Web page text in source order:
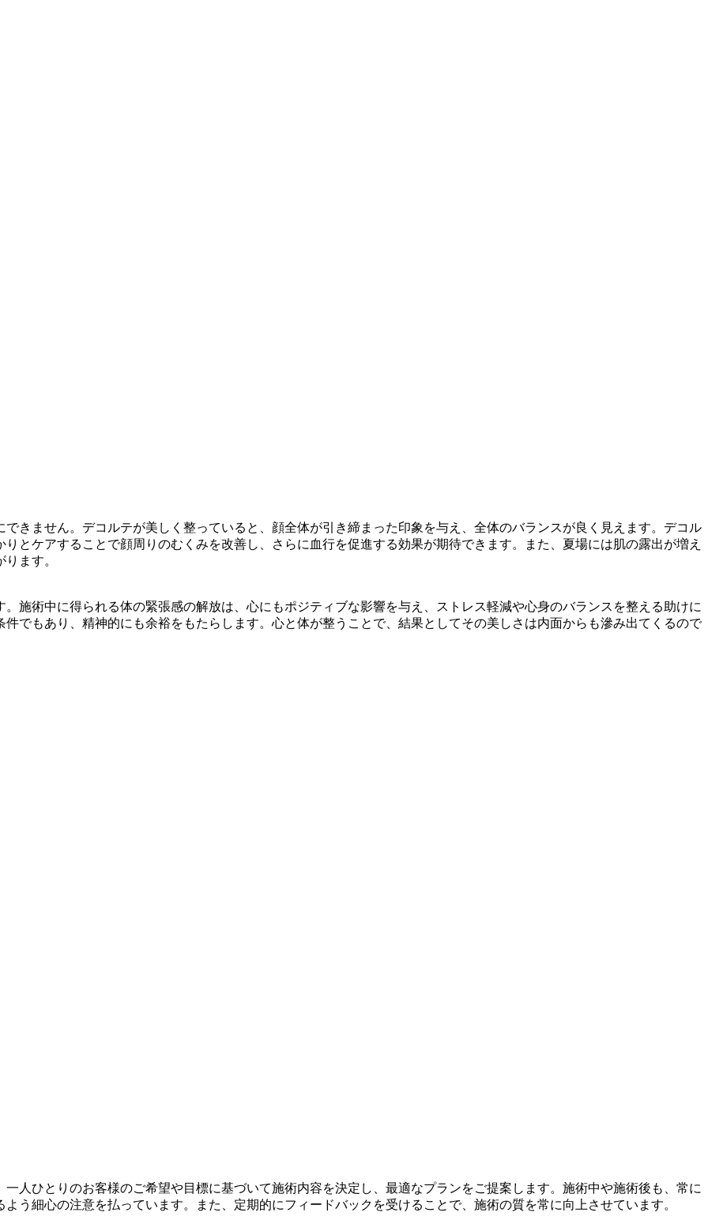
きません。デコルテが美しく整っていると、顔全体が引き締まった印象を与え、全体のバランスが良く見えます。デコル
とケアすることで顔周りのむくみを改善し、さらに血行を促進する効果が期待できます。また、夏場には肌の露出が増え
ます。
施術中に得られる体の緊張感の解放は、心にもポジティブな影響を与え、ストレス軽減や心身のバランスを整える助けに
でもあり、精神的にも余裕をもたらします。心と体が整うことで、結果としてその美しさは内面からも滲み出てくるので
人ひとりのお客様のご希望や目標に基づいて施術内容を決定し、最適なプランをご提案します。施術中や施術後も、常に
う細心の注意を払っています。また、定期的にフィードバックを受けることで、施術の質を常に向上させています。